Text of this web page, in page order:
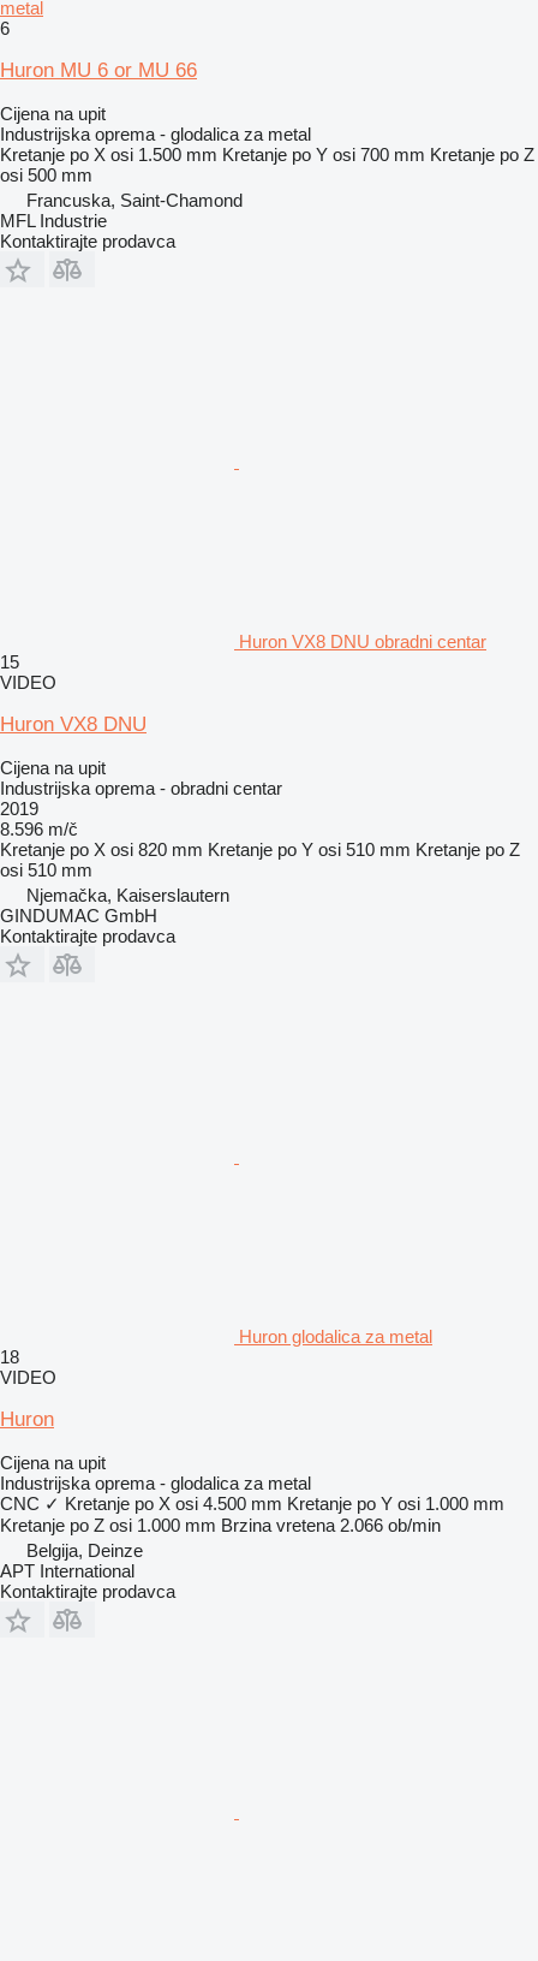
metal
6
Huron MU 6 or MU 66
Cijena na upit
Industrijska oprema - glodalica za metal
Kretanje po X osi 1.500 mm Kretanje po Y osi 700 mm Kretanje po Z
osi 500 mm
Francuska, Saint-Chamond
MFL Industrie
Kontaktirajte prodavca
Huron VX8 DNU obradni centar
15
VIDEO
Huron VX8 DNU
Cijena na upit
Industrijska oprema - obradni centar
2019
8.596 m/č
Kretanje po X osi 820 mm Kretanje po Y osi 510 mm Kretanje po Z
osi 510 mm
Njemačka, Kaiserslautern
GINDUMAC GmbH
Kontaktirajte prodavca
Huron glodalica za metal
18
VIDEO
Huron
Cijena na upit
Industrijska oprema - glodalica za metal
CNC ✓ Kretanje po X osi 4.500 mm Kretanje po Y osi 1.000 mm
Kretanje po Z osi 1.000 mm Brzina vretena 2.066 ob/min
Belgija, Deinze
APT International
Kontaktirajte prodavca